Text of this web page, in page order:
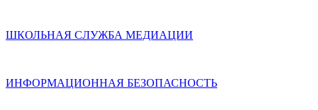
ШКОЛЬНАЯ СЛУЖБА МЕДИАЦИИ
ИНФОРМАЦИОННАЯ БЕЗОПАСНОСТЬ